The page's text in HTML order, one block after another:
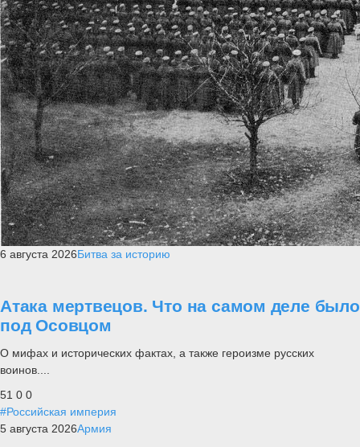
6 августа 2026Битва за историю
Атака мертвецов. Что на самом деле было
под Осовцом
О мифах и исторических фактах, а также героизме русских
воинов....
51 0 0
#Российская империя
5 августа 2026Армия